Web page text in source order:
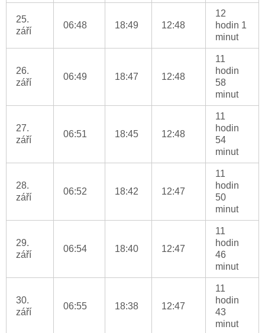
25.
září
06:48 18:49 12:48
12
hodin 1
minut
26.
září
06:49 18:47 12:48
11
hodin
58
minut
27.
září
06:51 18:45 12:48
11
hodin
54
minut
28.
září
06:52 18:42 12:47
11
hodin
50
minut
29.
září
06:54 18:40 12:47
11
hodin
46
minut
30.
září
06:55 18:38 12:47
11
hodin
43
minut